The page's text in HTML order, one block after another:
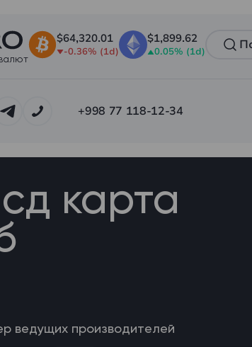
$64,320.01
-0.36% (1d)
$1,899.62
0.05% (1d)
+998 77 118-12-34
карта
ведущих производителей